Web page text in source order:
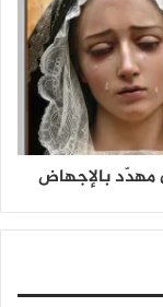
مهدّد بالإجهاض